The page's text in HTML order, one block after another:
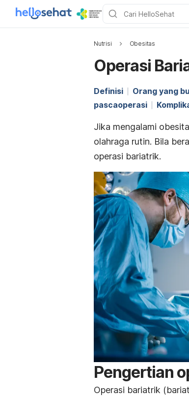
Nutrisi Obesitas
Operasi
Definisi Orang yang
pascaoperasi
Jika mengalami
olahraga rutin. Bila
operasi bariatrik.
Pengertian
Operasi bariatrik (